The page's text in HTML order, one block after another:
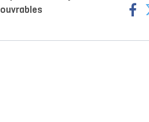
ouvrables